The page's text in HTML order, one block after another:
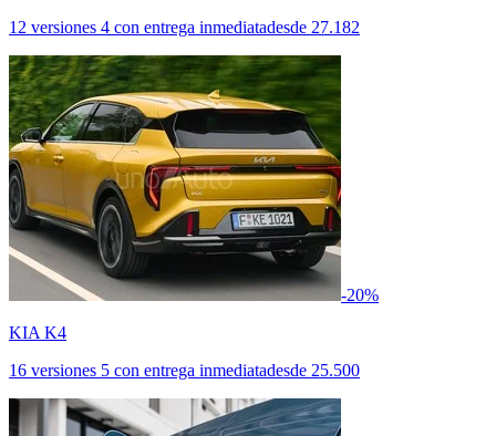
12 versiones 4 con entrega inmediatadesde 27.182
-20%
KIA K4
16 versiones 5 con entrega inmediatadesde 25.500